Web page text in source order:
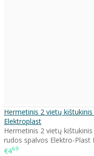
Hermetinis 2 vietų
Elektroplast
Hermetinis 2 vietų
rudos spalvos Elektro-Plast
€469